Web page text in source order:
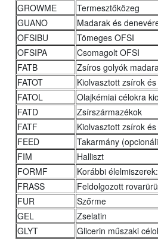
GROWME
Termesztőközeg
GUANO
Madarak és
OFSIBU
Tömeges OFSI
OFSIPA
Csomagolt OFSI
FATB
Zsíros golyók
FATOT
Kiolvasztott zsírok
FATOL
Olajkémiai célokra
FATD
Zsírszármazékok
FATF
Kiolvasztott zsírok
FEED
Takarmány
FIM
Halliszt
FORMF
Korábbi
FRASS
Feldolgozott
FUR
Szőrme
GEL
Zselatin
GLYT
Glicerin műszaki